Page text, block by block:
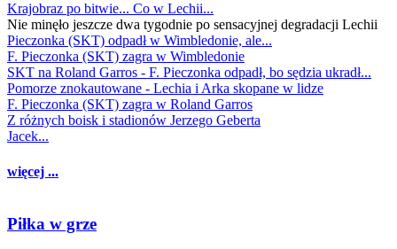
Krajobraz po bitwie... Co w Lechii...
Nie minęło jeszcze dwa tygodnie po sensacyjnej degradacji Lechii
Pieczonka (SKT) odpadł w Wimbledonie, ale...
F. Pieczonka (SKT) zagra w Wimbledonie
SKT na Roland Garros - F. Pieczonka odpadł, bo sędzia ukradł...
Pomorze znokautowane - Lechia i Arka skopane w lidze
F. Pieczonka (SKT) zagra w Roland Garros
Z różnych boisk i stadionów Jerzego Geberta
Jacek...
więcej ...
Piłka w grze